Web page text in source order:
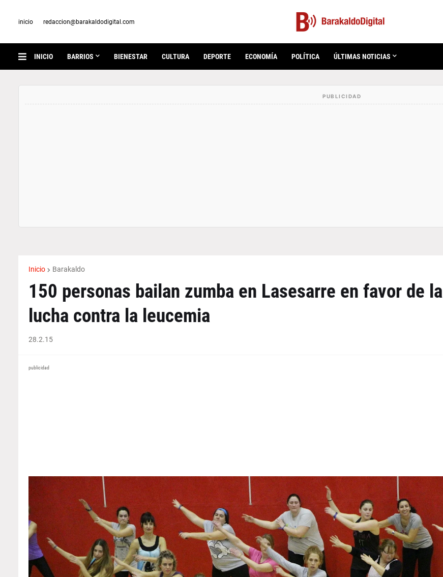
inicio redaccion@barakaldodigital.com
INICIO BARRIOS BIENESTAR CULTURA DEPORTE ECONOMÍA POLÍTICA ÚLTIMAS NOTICIAS
Inicio Barakaldo
150 personas bailan zumba en Lasesarre en favor de la
lucha contra la leucemia
28.2.15
publicidad